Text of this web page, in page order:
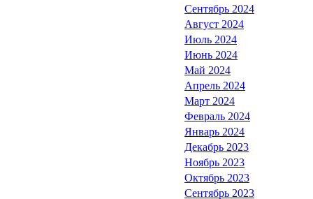
Сентябрь 2024
Август 2024
Июль 2024
Июнь 2024
Май 2024
Апрель 2024
Март 2024
Февраль 2024
Январь 2024
Декабрь 2023
Ноябрь 2023
Октябрь 2023
Сентябрь 2023